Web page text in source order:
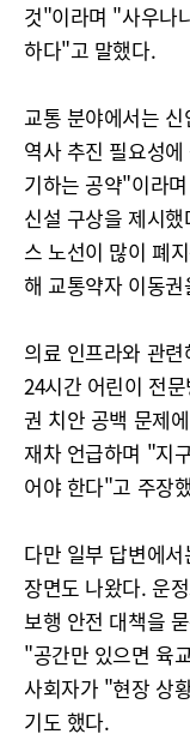
것"이라며 "사우나
하다"고 말했다.
교통 분야에서는
역사 추진 필요성
기하는 공약"이라
신설 구상을 제시
스 노선이 많이 폐
해 교통약자 이동
의료 인프라와 관
24시간 어린이 전
권 치안 공백 문제
재차 언급하며 "지
어야 한다"고 주장
다만 일부 답변에
장면도 나왔다. 운
보행 안전 대책을
"공간만 있으면 육
사회자가 "현장 상
기도 했다.